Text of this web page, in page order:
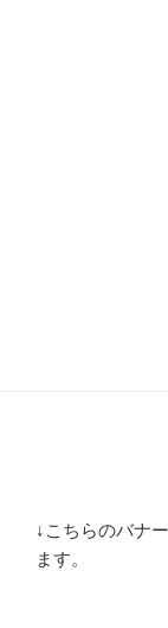
↓こちらのバナ
ます。